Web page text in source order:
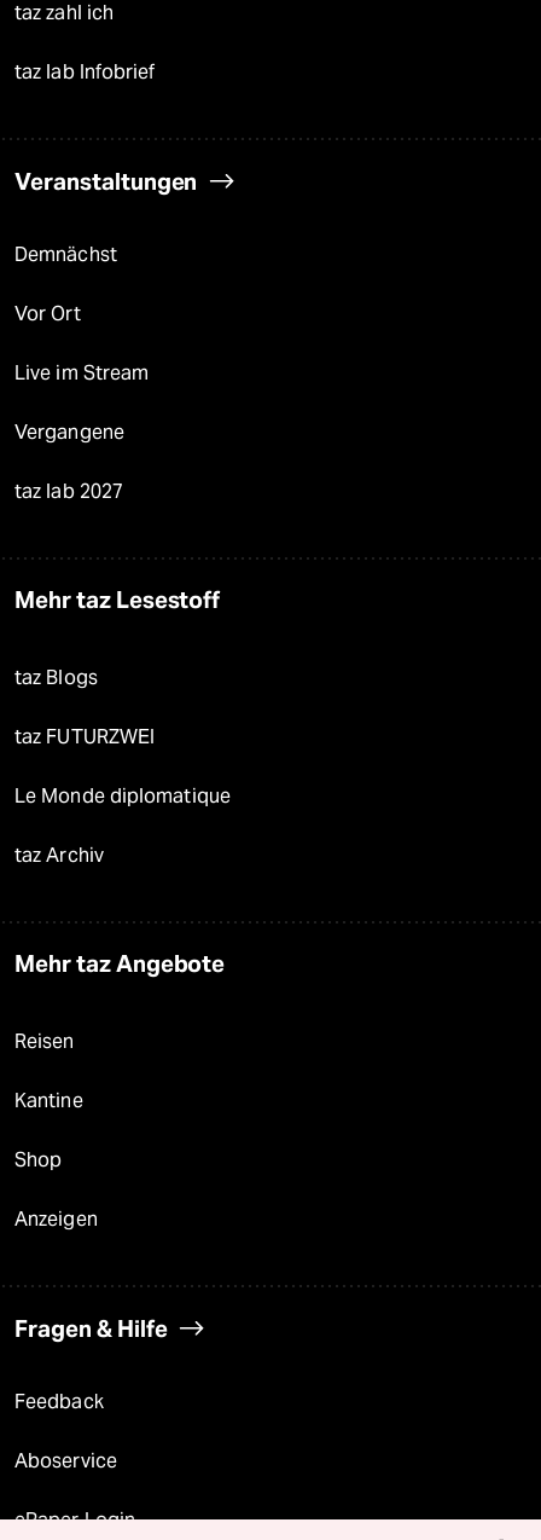
taz zahl ich
taz lab Infobrief
Veranstaltungen
Demnächst
Vor Ort
Live im Stream
Vergangene
taz lab 2027
Mehr taz Lesestoff
taz Blogs
taz FUTURZWEI
Le Monde diplomatique
taz Archiv
Mehr taz Angebote
Reisen
Kantine
Shop
Anzeigen
Fragen & Hilfe
Feedback
Aboservice
ePaper Login